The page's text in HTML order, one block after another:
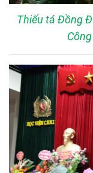
Thiếu tá Đồng